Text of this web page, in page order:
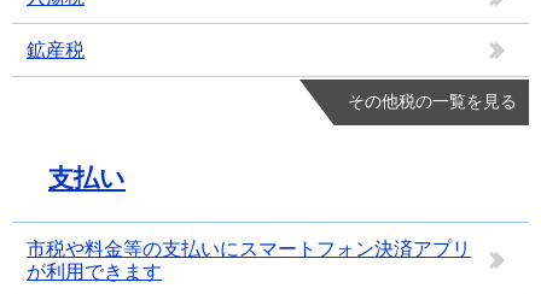
鉱産税
その他税の一覧を見る
支払い
市税や料金等の支払いにスマートフォン決済アプリ
が利用できます